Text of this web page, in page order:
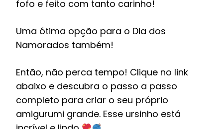
fofo e feito com tanto carinho!
Uma ótima opção para o Dia dos
Namorados também!
Então, não perca tempo! Clique no link
abaixo e descubra o passo a passo
completo para criar o seu próprio
amigurumi grande. Esse ursinho está